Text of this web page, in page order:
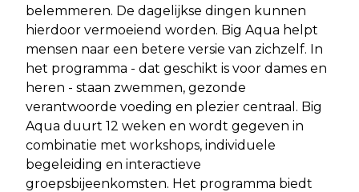
belemmeren. De dagelijkse dingen kunnen
hierdoor vermoeiend worden. Big Aqua helpt
mensen naar een betere versie van zichzelf. In
het programma - dat geschikt is voor dames en
heren - staan zwemmen, gezonde
verantwoorde voeding en plezier centraal. Big
Aqua duurt 12 weken en wordt gegeven in
combinatie met workshops, individuele
begeleiding en interactieve
groepsbijeenkomsten. Het programma biedt